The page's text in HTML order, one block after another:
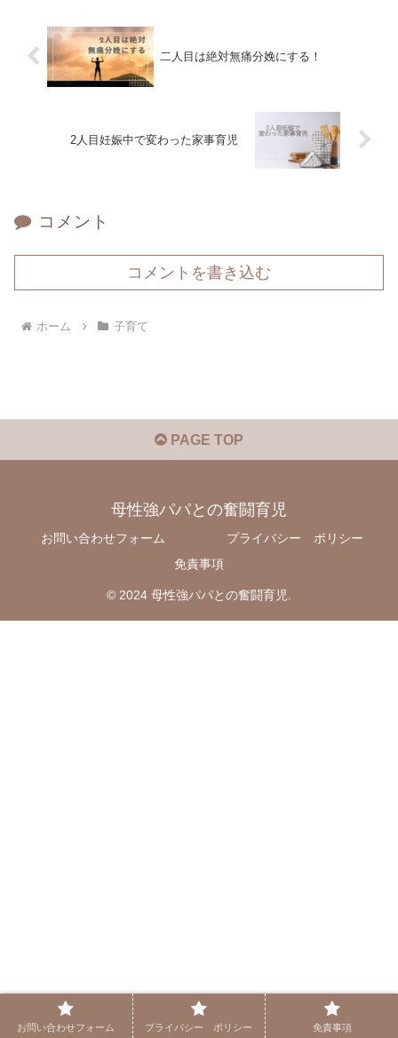
二人目は絶対無痛分娩にする！
2人目妊娠中で変わった家事育児
コメント
コメントを書き込む
ホーム 子育て
PAGE TOP
母性強パパとの奮闘育児
お問い合わせフォーム
プライバシー ポリシー
免責事項
© 2024 母性強パパとの奮闘育児.
お問い合わせフォーム プライバシー ポリシー 免責事項